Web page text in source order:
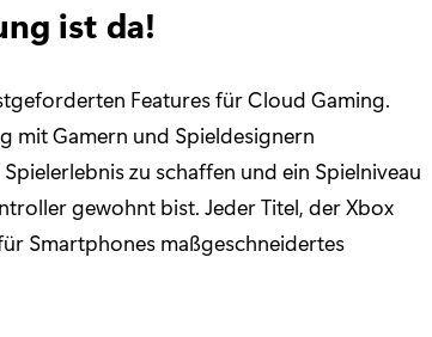
ist da!
Features für Cloud Gaming.
mit Gamern und Spieldesignern
zu schaffen und ein Spielniveau
gewohnt bist. Jeder Titel, der Xbox
Smartphones maßgeschneidertes